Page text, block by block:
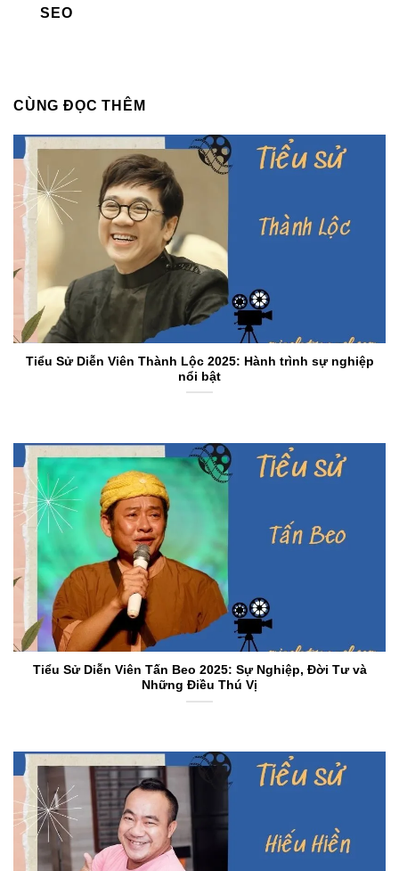
SEO
CÙNG ĐỌC THÊM
Tiểu Sử Diễn Viên Thành Lộc 2025: Hành trình sự nghiệp
nổi bật
Tiểu Sử Diễn Viên Tấn Beo 2025: Sự Nghiệp, Đời Tư và
Những Điều Thú Vị